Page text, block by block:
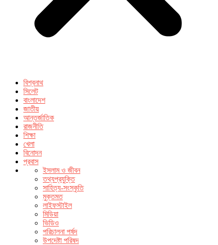
বিশ্বনাথ
সিলেট
বাংলাদেশ
জাতীয়
আন্তর্জাতিক
রাজনীতি
শিক্ষা
খেলা
বিনোদন
প্রবাস
ইসলাম ও জীবন
তথ্যপ্রযুক্তি
সাহিত্য-সংস্কৃতি
মুক্তমত
লাইফস্টাইল
মিডিয়া
ভিডিও
পরিচালনা পর্ষদ
উপদেষ্টা পরিষদ